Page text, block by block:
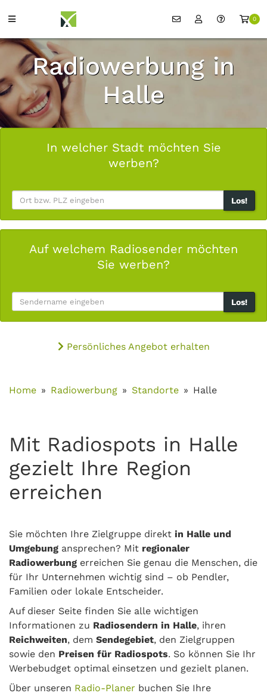
0
Radiowerbung in
Halle
In welcher Stadt möchten Sie
werben?
Los!
Auf welchem Radiosender möchten
Sie werben?
Los!
Persönliches Angebot erhalten
Home Radiowerbung Standorte Halle
Mit Radiospots in Halle
gezielt Ihre Region
erreichen
Sie möchten Ihre Zielgruppe direkt in Halle und
Umgebung ansprechen? Mit regionaler
Radiowerbung erreichen Sie genau die Menschen, die
für Ihr Unternehmen wichtig sind – ob Pendler,
Familien oder lokale Entscheider.
Auf dieser Seite finden Sie alle wichtigen
Informationen zu Radiosendern in Halle, ihren
Reichweiten, dem Sendegebiet, den Zielgruppen
sowie den Preisen für Radiospots. So können Sie Ihr
Werbebudget optimal einsetzen und gezielt planen.
Über unseren Radio-Planer buchen Sie Ihre